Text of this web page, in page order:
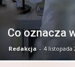
Co oznacza
Redakcja - 4 listopada